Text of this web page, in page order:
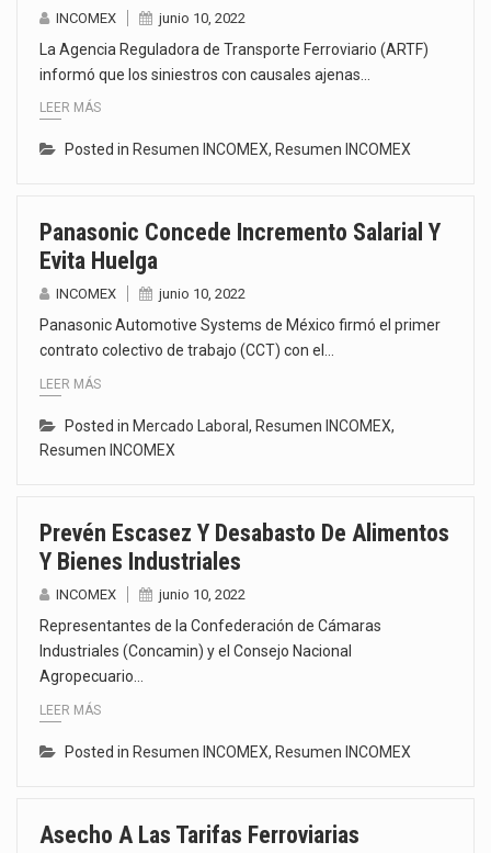
INCOMEX junio 10, 2022
La Agencia Reguladora de Transporte Ferroviario (ARTF)
informó que los siniestros con causales ajenas…
LEER MÁS
Posted in Resumen INCOMEX, Resumen INCOMEX
Panasonic Concede Incremento Salarial Y
Evita Huelga
INCOMEX junio 10, 2022
Panasonic Automotive Systems de México firmó el primer
contrato colectivo de trabajo (CCT) con el…
LEER MÁS
Posted in Mercado Laboral , Resumen INCOMEX,
Resumen INCOMEX
Prevén Escasez Y Desabasto De Alimentos
Y Bienes Industriales
INCOMEX junio 10, 2022
Representantes de la Confederación de Cámaras
Industriales (Concamin) y el Consejo Nacional
Agropecuario…
LEER MÁS
Posted in Resumen INCOMEX, Resumen INCOMEX
Asecho A Las Tarifas Ferroviarias